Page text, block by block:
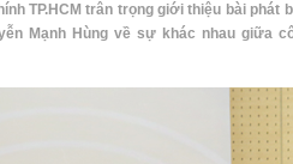
TP.HCM trân trọng giới thiệu bài phát
Mạnh Hùng về sự khác nhau giữa